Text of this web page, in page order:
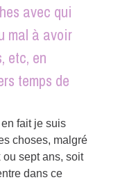
avec qui
mal à avoir
etc, en
temps de
fait je suis
choses, malgré
ou sept ans, soit
dans ce